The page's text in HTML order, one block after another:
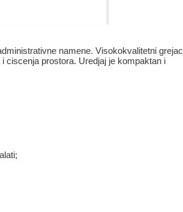
namene. Visokokvalitetni grejac
ciscenja prostora. Uredjaj je kompaktan i